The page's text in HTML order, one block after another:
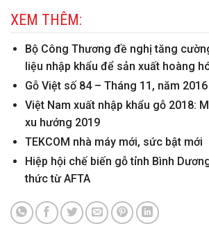
XEM THÊM:
Bộ Công Thương đề nghị tăng
liệu nhập khẩu để sản xuất hoàng
Gỗ Việt số 84 – Tháng 11, năm 2016
Việt Nam xuất nhập khẩu gỗ 2018:
xu hướng 2019
TEKCOM nhà máy mới, sức bật mới
Hiệp hội chế biến gỗ tỉnh Bình
thức từ AFTA